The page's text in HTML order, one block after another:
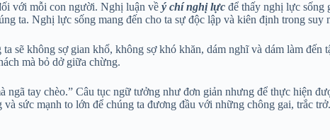
với mỗi con người. Nghị luận về ý chí nghị lực để thấy nghị lực sống
ta. Nghị lực sống mang đến cho ta sự độc lập và kiên định trong suy
sẽ không sợ gian khổ, không sợ khó khăn, dám nghĩ và dám làm
mà bỏ dở giữa chừng.
ngã tay chèo.” Câu tục ngữ tưởng như đơn giản nhưng để thực hiện
sức mạnh to lớn để chúng ta đương đầu với những chông gai, trắc